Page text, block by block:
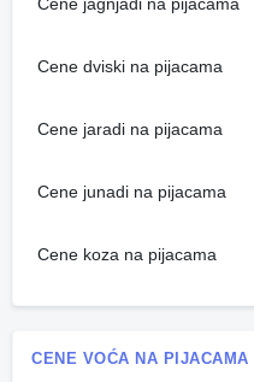
Cene dviski na pijacama
Cene jaradi na pijacama
Cene junadi na pijacama
Cene koza na pijacama
CENE VOĆA NA PIJACAMA